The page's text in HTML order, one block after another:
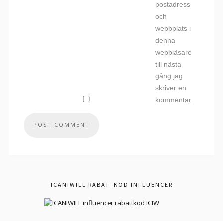
postadress
och
webbplats i
denna
webbläsare
till nästa
gång jag
skriver en
kommentar.
ICANIWILL RABATTKOD INFLUENCER